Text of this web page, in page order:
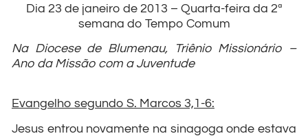
Dia 23 de janeiro de 2013 – Quarta-feira da 2ª
semana do Tempo Comum
Na Diocese de Blumenau, Triênio Missionário –
Ano da Missão com a Juventude
Evangelho segundo S. Marcos 3,1-6:
Jesus entrou novamente na sinagoga onde estava